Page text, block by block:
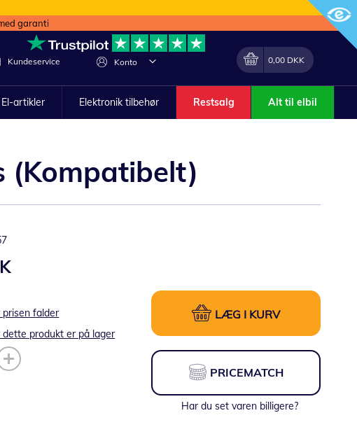
garanti
Konto
Lave
Min indkøbskurv
0,00 DKK
Kundeservice
El-artikler Elektronik tilbehør Restsalg Alt til elbil
(Kompatibelt)
prisen falder
dette produkt er på lager
LÆG I KURV
PRICEMATCH
Har du set varen billigere?